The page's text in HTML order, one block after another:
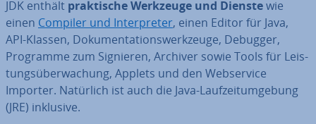
JDK enthält prak­ti­sche Werkzeuge und Dienstewie
einen Compiler und In­ter­pre­ter, einen Editor für Java,
API-Klassen, Do­ku­men­ta­ti­ons­werk­zeu­ge, Debugger,
Programme zum Signieren, Archiver sowie Tools für Leis­
tungs­über­wa­chung, Applets und den Web­ser­vice
Importer. Natürlich ist auch die Java-Lauf­zeit­um­ge­bung
(JRE) inklusive.